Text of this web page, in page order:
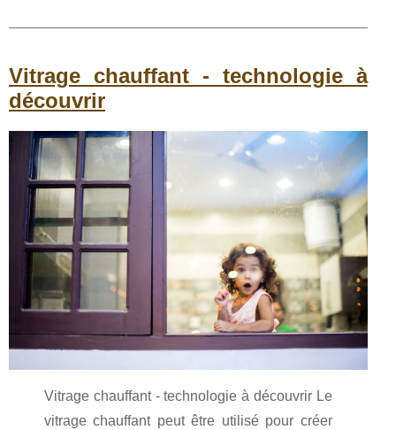
Vitrage chauffant - technologie à
découvrir
Vitrage chauffant - technologie à découvrir Le
vitrage chauffant peut être utilisé pour créer